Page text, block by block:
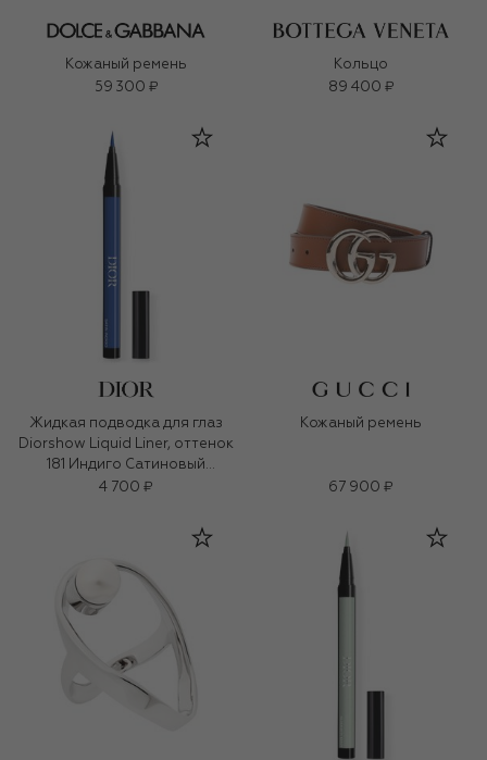
Кожаный ремень
59 300 ₽
Кольцо
89 400 ₽
Жидкая подводка для глаз
Diorshow Liquid Liner, оттенок
181 Индиго Сатиновый
(0,55ml)
4 700 ₽
Кожаный ремень
67 900 ₽